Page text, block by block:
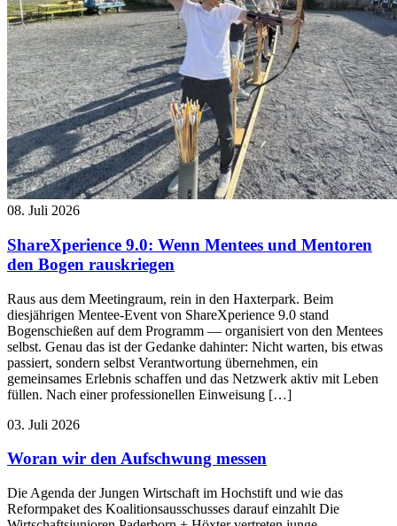
08. Juli 2026
ShareXperience 9.0: Wenn Mentees und Mentoren
den Bogen rauskriegen
Raus aus dem Meetingraum, rein in den Haxterpark. Beim
diesjährigen Mentee-Event von ShareXperience 9.0 stand
Bogenschießen auf dem Programm — organisiert von den Mentees
selbst. Genau das ist der Gedanke dahinter: Nicht warten, bis etwas
passiert, sondern selbst Verantwortung übernehmen, ein
gemeinsames Erlebnis schaffen und das Netzwerk aktiv mit Leben
füllen. Nach einer professionellen Einweisung […]
03. Juli 2026
Woran wir den Aufschwung messen
Die Agenda der Jungen Wirtschaft im Hochstift und wie das
Reformpaket des Koalitionsausschusses darauf einzahlt Die